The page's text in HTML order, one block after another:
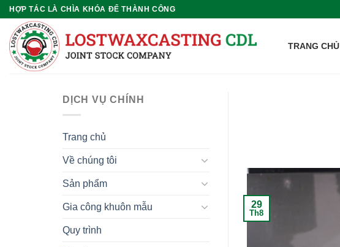
Chuyển
nội
dung
HỢP TÁC LÀ CHÌA KHÓA ĐỂ THÀNH CÔNG
TRANG CHỦ
DỊCH VỤ CHÍNH
Trang chủ
Về chúng tôi
Sản phẩm
Gia công khuôn mẫu
Quy trình
29
Th8